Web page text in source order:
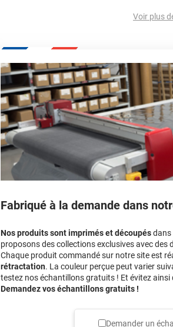
parechoc arrière, en passant par le toit.)
Multipliez ce résultat par 3.
Le covering peut s'enlever à tout moment
Le covering revient moins cher
Est-il possible de retirer un covering ?
Quel covering choisir pour une voiture complète ?
covering 3D
calculateur
Voir plus
Fabriqué à la demande dans
Nos produits sont imprimés et découpésdans
proposons des collections exclusives avec
Chaque produit commandé sur notre site est
rétractation. La couleur perçue peut varier
testez nos échantillons gratuits ! Et évitez
Demandez vos échantillons gratuits !
Demander un